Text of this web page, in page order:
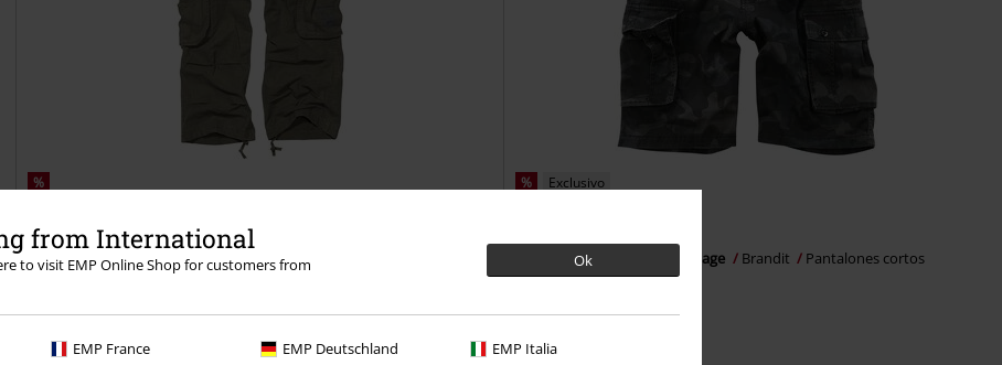
from International
to visit EMP Online Shop for customers from
Ok
EMP France EMP Deutschland EMP Italia
%
32,99 €
Industry Vintage 3/4 Brandit Pantalones cortos
% Exclusivo
Pantalones cortos Cody Vintage Brandit Pantalones cortos